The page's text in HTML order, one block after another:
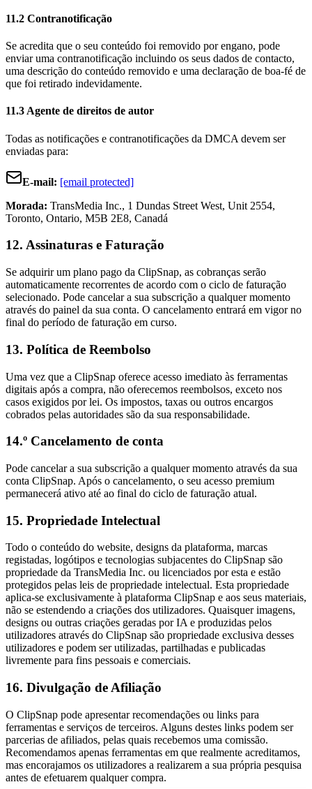
11.2 Contranotificação
Se acredita que o seu conteúdo foi removido por engano, pode
enviar uma contranotificação incluindo os seus dados de contacto,
uma descrição do conteúdo removido e uma declaração de boa-fé de
que foi retirado indevidamente.
11.3 Agente de direitos de autor
Todas as notificações e contranotificações da DMCA devem ser
enviadas para:
E-mail: [email protected]
Morada: TransMedia Inc., 1 Dundas Street West, Unit 2554,
Toronto, Ontario, M5B 2E8, Canadá
12. Assinaturas e Faturação
Se adquirir um plano pago da ClipSnap, as cobranças serão
automaticamente recorrentes de acordo com o ciclo de faturação
selecionado. Pode cancelar a sua subscrição a qualquer momento
através do painel da sua conta. O cancelamento entrará em vigor no
final do período de faturação em curso.
13. Política de Reembolso
Uma vez que a ClipSnap oferece acesso imediato às ferramentas
digitais após a compra, não oferecemos reembolsos, exceto nos
casos exigidos por lei. Os impostos, taxas ou outros encargos
cobrados pelas autoridades são da sua responsabilidade.
14.º Cancelamento de conta
Pode cancelar a sua subscrição a qualquer momento através da sua
conta ClipSnap. Após o cancelamento, o seu acesso premium
permanecerá ativo até ao final do ciclo de faturação atual.
15. Propriedade Intelectual
Todo o conteúdo do website, designs da plataforma, marcas
registadas, logótipos e tecnologias subjacentes do ClipSnap são
propriedade da TransMedia Inc. ou licenciados por esta e estão
protegidos pelas leis de propriedade intelectual. Esta propriedade
aplica-se exclusivamente à plataforma ClipSnap e aos seus materiais,
não se estendendo a criações dos utilizadores. Quaisquer imagens,
designs ou outras criações geradas por IA e produzidas pelos
utilizadores através do ClipSnap são propriedade exclusiva desses
utilizadores e podem ser utilizadas, partilhadas e publicadas
livremente para fins pessoais e comerciais.
16. Divulgação de Afiliação
O ClipSnap pode apresentar recomendações ou links para
ferramentas e serviços de terceiros. Alguns destes links podem ser
parcerias de afiliados, pelas quais recebemos uma comissão.
Recomendamos apenas ferramentas em que realmente acreditamos,
mas encorajamos os utilizadores a realizarem a sua própria pesquisa
antes de efetuarem qualquer compra.